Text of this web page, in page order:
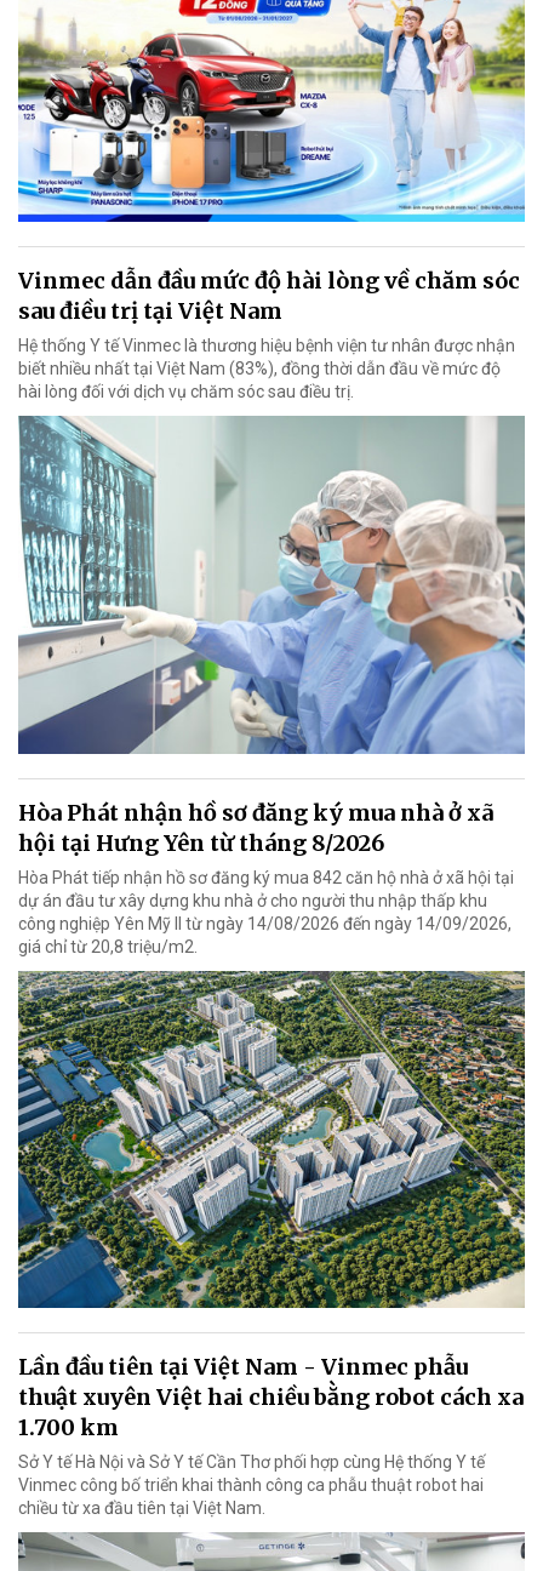
Vinmec dẫn đầu mức độ hài lòng về chăm sóc
sau điều trị tại Việt Nam
Hệ thống Y tế Vinmec là thương hiệu bệnh viện tư nhân được nhận
biết nhiều nhất tại Việt Nam (83%), đồng thời dẫn đầu về mức độ
hài lòng đối với dịch vụ chăm sóc sau điều trị.
Hòa Phát nhận hồ sơ đăng ký mua nhà ở xã
hội tại Hưng Yên từ tháng 8/2026
Hòa Phát tiếp nhận hồ sơ đăng ký mua 842 căn hộ nhà ở xã hội tại
dự án đầu tư xây dựng khu nhà ở cho người thu nhập thấp khu
công nghiệp Yên Mỹ II từ ngày 14/08/2026 đến ngày 14/09/2026,
giá chỉ từ 20,8 triệu/m2.
Lần đầu tiên tại Việt Nam - Vinmec phẫu
thuật xuyên Việt hai chiều bằng robot cách xa
1.700 km
Sở Y tế Hà Nội và Sở Y tế Cần Thơ phối hợp cùng Hệ thống Y tế
Vinmec công bố triển khai thành công ca phẫu thuật robot hai
chiều từ xa đầu tiên tại Việt Nam.